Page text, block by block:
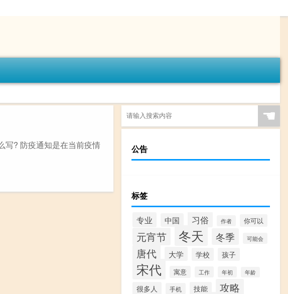
写? 防疫通知是在当前疫情
☚
公告
标签
专业 中国 习俗 作者 你可以
元宵节 冬天 冬季 可能会
唐代 大学 学校 孩子
宋代 寓意 工作 年初 年龄
很多人 手机 技能 攻略